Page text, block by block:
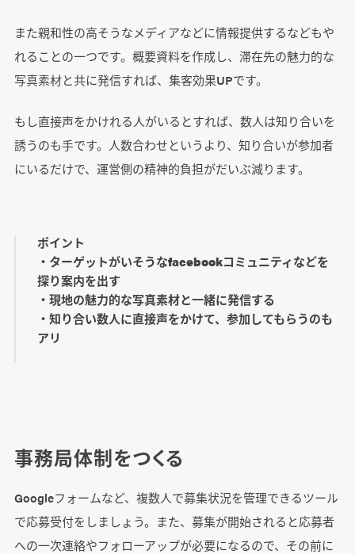
また親和性の高そうなメディアなどに情報提供するなどもや
れることの一つです。概要資料を作成し、滞在先の魅力的な
写真素材と共に発信すれば、集客効果UPです。
もし直接声をかけれる人がいるとすれば、数人は知り合いを
誘うのも手です。人数合わせというより、知り合いが参加者
にいるだけで、運営側の精神的負担がだいぶ減ります。
ポイント
・ターゲットがいそうなfacebookコミュニティなどを
探り案内を出す
・現地の魅力的な写真素材と一緒に発信する
・知り合い数人に直接声をかけて、参加してもらうのも
アリ
事務局体制をつくる
Googleフォームなど、複数人で募集状況を管理できるツール
で応募受付をしましょう。また、募集が開始されると応募者
への一次連絡やフォローアップが必要になるので、その前に